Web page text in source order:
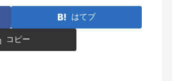
はてブ
コピー